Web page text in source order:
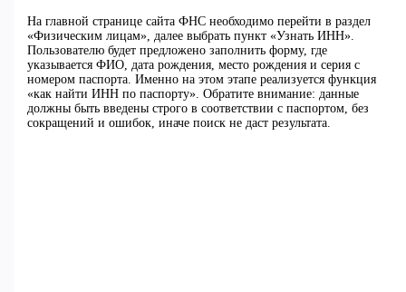
На главной странице сайта ФНС необходимо перейти в раздел
«Физическим лицам», далее выбрать пункт «Узнать ИНН».
Пользователю будет предложено заполнить форму, где
указывается ФИО, дата рождения, место рождения и серия с
номером паспорта. Именно на этом этапе реализуется функция
«как найти ИНН по паспорту». Обратите внимание: данные
должны быть введены строго в соответствии с паспортом, без
сокращений и ошибок, иначе поиск не даст результата.